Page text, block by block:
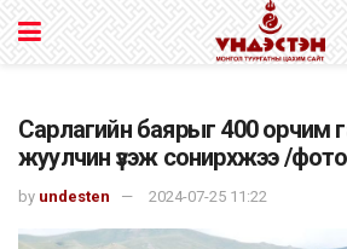
Сарлагийн баярыг 400 орчим
жуулчин үзэж сонирхжээ /
by undesten 2024-07-25 11:22